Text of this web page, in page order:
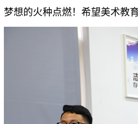
梦想的火种点燃！希望美术教